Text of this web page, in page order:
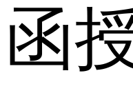
函